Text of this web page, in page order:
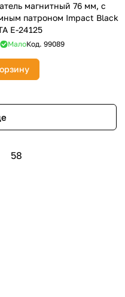
магнитный 76 мм, с
патроном Impact Black
E-24125
МалоКод. 99089
58